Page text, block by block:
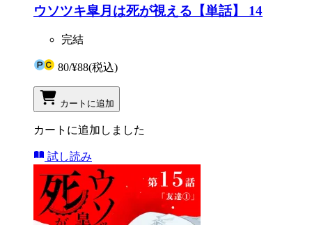
ウソツキ皐月は死が視える【単話】 14
完結
80/¥88(税込)
カートに追加
カートに追加しました
試し読み